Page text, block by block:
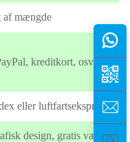
af mængde
kreditkort, osv
eller luftfartsekspress
design, gratis